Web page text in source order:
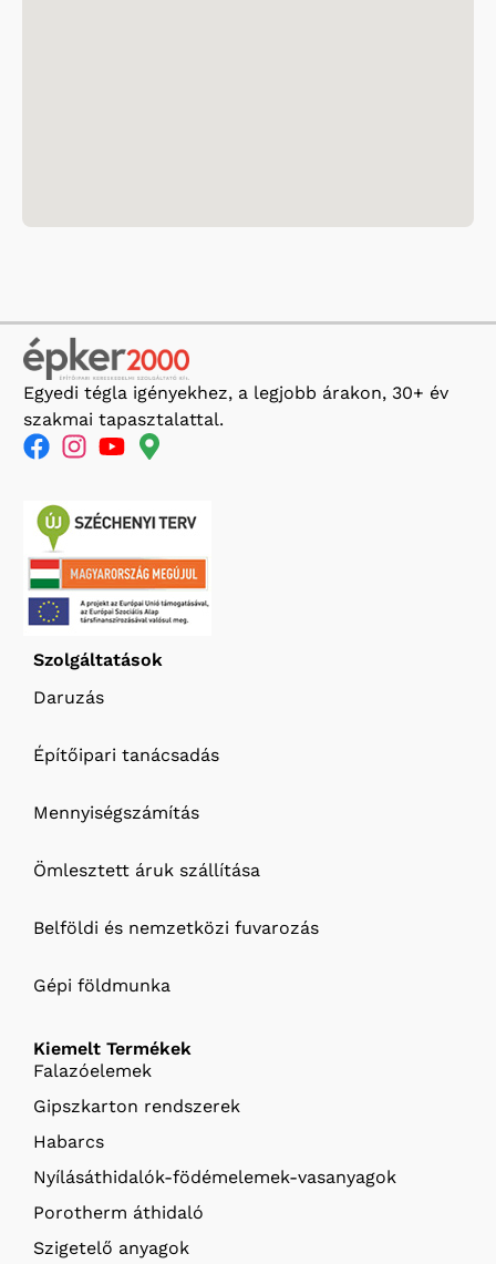
Egyedi tégla igényekhez, a legjobb árakon, 30+ év
szakmai tapasztalattal.
Szolgáltatások
Daruzás
Építőipari tanácsadás
Mennyiségszámítás
Ömlesztett áruk szállítása
Belföldi és nemzetközi fuvarozás
Gépi földmunka
Kiemelt Termékek
Falazóelemek
Gipszkarton rendszerek
Habarcs
Nyílásáthidalók-födémelemek-vasanyagok
Porotherm áthidaló
Szigetelő anyagok